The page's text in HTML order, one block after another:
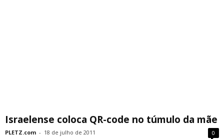
Israelense coloca QR-code no túmulo da mãe
PLETZ.com - 18 de julho de 2011 0